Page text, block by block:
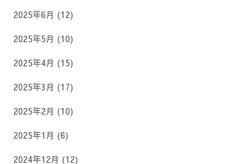
2025年6月 (12)
2025年5月 (10)
2025年4月 (15)
2025年3月 (17)
2025年2月 (10)
2025年1月 (6)
2024年12月 (12)